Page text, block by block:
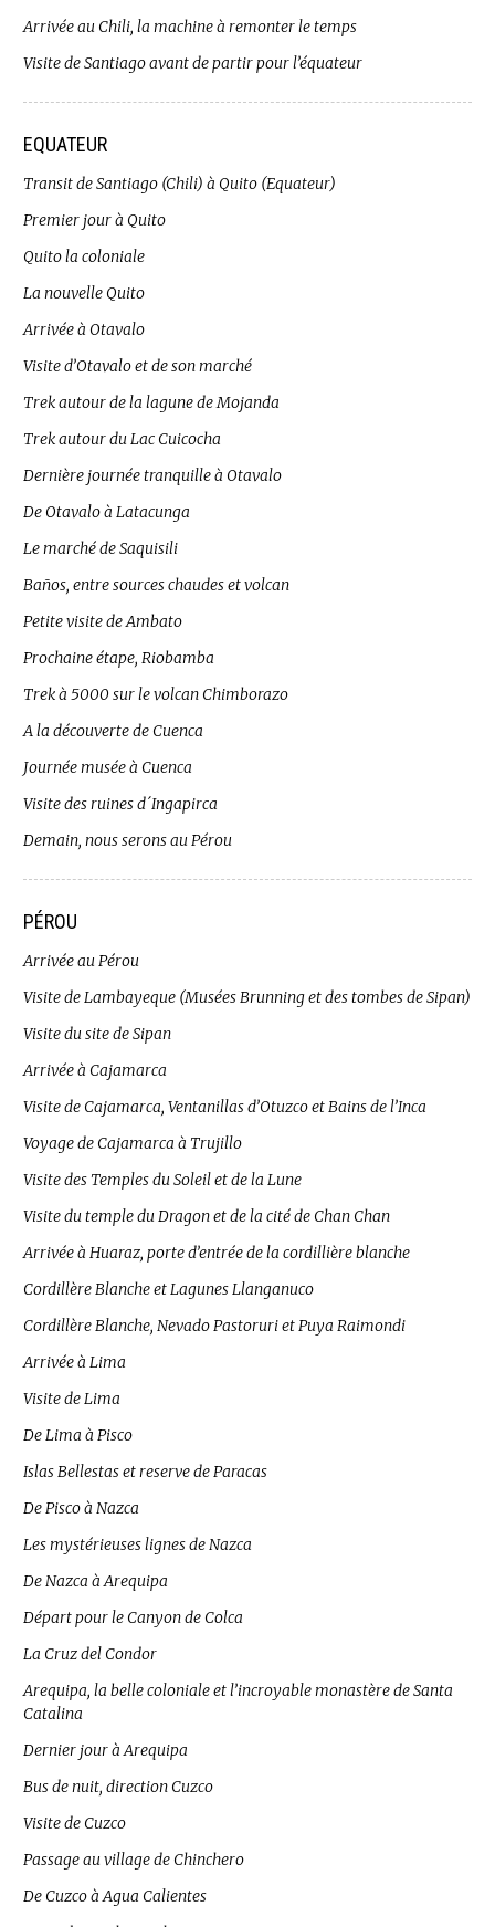
Arrivée au Chili, la machine à remonter le temps
Visite de Santiago avant de partir pour l’équateur
EQUATEUR
Transit de Santiago (Chili) à Quito (Equateur)
Premier jour à Quito
Quito la coloniale
La nouvelle Quito
Arrivée à Otavalo
Visite d’Otavalo et de son marché
Trek autour de la lagune de Mojanda
Trek autour du Lac Cuicocha
Dernière journée tranquille à Otavalo
De Otavalo à Latacunga
Le marché de Saquisili
Baños, entre sources chaudes et volcan
Petite visite de Ambato
Prochaine étape, Riobamba
Trek à 5000 sur le volcan Chimborazo
A la découverte de Cuenca
Journée musée à Cuenca
Visite des ruines d´Ingapirca
Demain, nous serons au Pérou
PÉROU
Arrivée au Pérou
Visite de Lambayeque (Musées Brunning et des tombes de Sipan)
Visite du site de Sipan
Arrivée à Cajamarca
Visite de Cajamarca, Ventanillas d’Otuzco et Bains de l’Inca
Voyage de Cajamarca à Trujillo
Visite des Temples du Soleil et de la Lune
Visite du temple du Dragon et de la cité de Chan Chan
Arrivée à Huaraz, porte d’entrée de la cordillière blanche
Cordillère Blanche et Lagunes Llanganuco
Cordillère Blanche, Nevado Pastoruri et Puya Raimondi
Arrivée à Lima
Visite de Lima
De Lima à Pisco
Islas Bellestas et reserve de Paracas
De Pisco à Nazca
Les mystérieuses lignes de Nazca
De Nazca à Arequipa
Départ pour le Canyon de Colca
La Cruz del Condor
Arequipa, la belle coloniale et l’incroyable monastère de Santa
Catalina
Dernier jour à Arequipa
Bus de nuit, direction Cuzco
Visite de Cuzco
Passage au village de Chinchero
De Cuzco à Agua Calientes